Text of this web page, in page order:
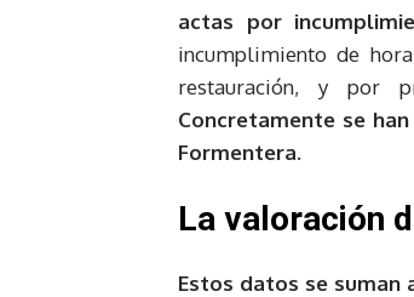
actas por
incumplimiento de
restauración, y por
Concretamente se
Formentera.
La valoración
Estos datos se suman